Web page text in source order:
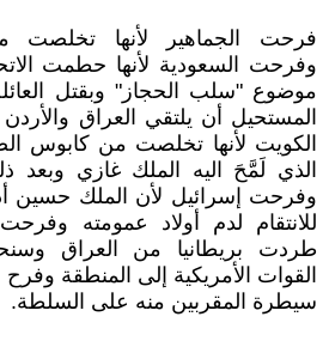
فرحت الجماهير لأنها تخلصت
وفرحت السعودية لأنها حطمت
موضوع "سلب الحجاز" وبقتل
المستحيل أن يلتقي العراق
الكويت لأنها تخلصت من كابوس
الذي لَمَّحَ اليه الملك غازي وبعد
وفرحت إسرائيل لأن الملك حسين
للانتقام لدم أولاد عمومته
طردت بريطانيا من العراق
القوات الأمريكية إلى المنطقة وفرح
سيطرة المقربين منه على السلطة.